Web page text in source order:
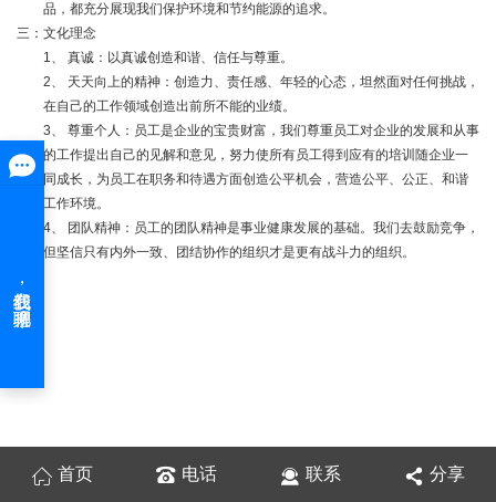
品，都充分展现我们保护环境和节约能源的追求。
三：文化理念
1、 真诚：以真诚创造和谐、信任与尊重。
2、 天天向上的精神：创造力、责任感、年轻的心态，坦然面对任何挑战，
在自己的工作领域创造出前所不能的业绩。
3、 尊重个人：员工是企业的宝贵财富，我们尊重员工对企业的发展和从事
的工作提出自己的见解和意见，努力使所有员工得到应有的培训随企业一
同成长，为员工在职务和待遇方面创造公平机会，营造公平、公正、和谐
工作环境。
4、 团队精神：员工的团队精神是事业健康发展的基础。我们去鼓励竞争，
但坚信只有内外一致、团结协作的组织才是更有战斗力的组织。
首页 电话 联系 分享